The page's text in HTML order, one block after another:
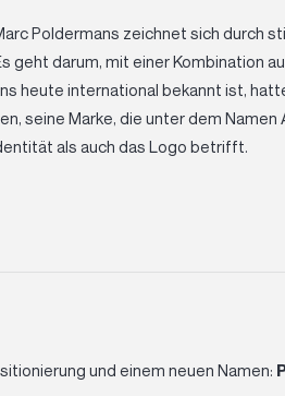
Poldermans zeichnet sich durch
darum, mit einer Kombination
heute international bekannt ist,
seine Marke, die unter dem
als auch das Logo betrifft.
und einem neuen Namen: